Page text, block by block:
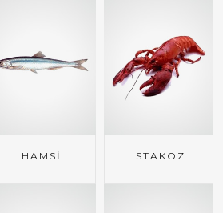
HAMSİ ISTAKOZ